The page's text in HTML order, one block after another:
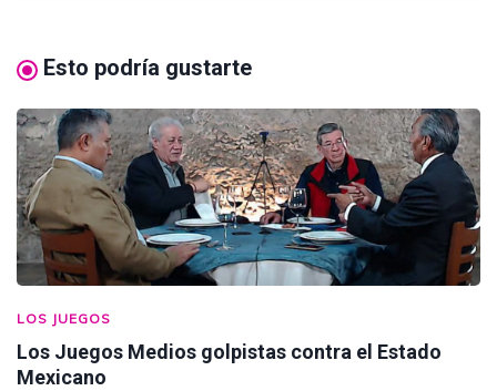
Esto podría gustarte
LOS JUEGOS
Los Juegos Medios golpistas contra el Estado
Mexicano